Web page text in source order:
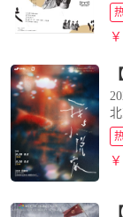
￥
￥